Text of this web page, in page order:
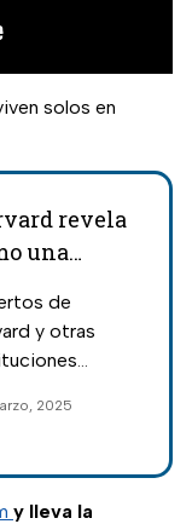
solos en
revela
una
regula
y la
de
y otras
los
proteína que
efectos
2025
y lleva la